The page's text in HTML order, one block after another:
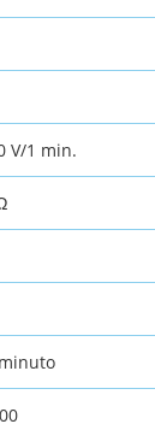
V/1 min.